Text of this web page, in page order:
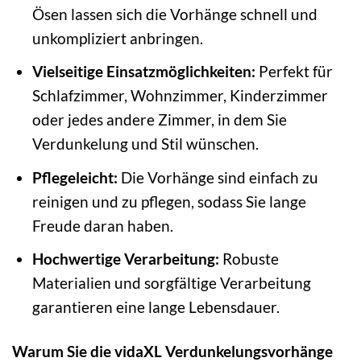
Ösen lassen sich die Vorhänge schnell und
unkompliziert anbringen.
Vielseitige Einsatzmöglichkeiten: Perfekt für
Schlafzimmer, Wohnzimmer, Kinderzimmer
oder jedes andere Zimmer, in dem Sie
Verdunkelung und Stil wünschen.
Pflegeleicht: Die Vorhänge sind einfach zu
reinigen und zu pflegen, sodass Sie lange
Freude daran haben.
Hochwertige Verarbeitung: Robuste
Materialien und sorgfältige Verarbeitung
garantieren eine lange Lebensdauer.
Warum Sie die vidaXL Verdunkelungsvorhänge